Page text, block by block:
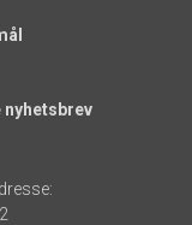
nyhetsbrev